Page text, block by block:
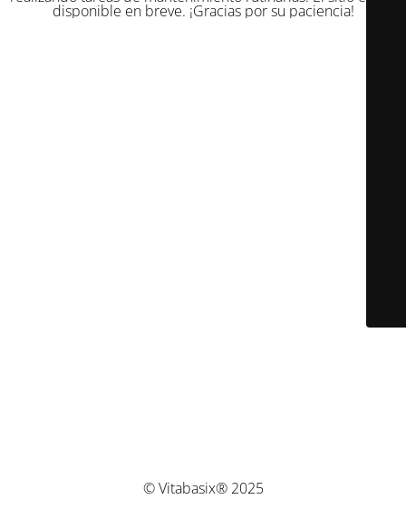
disponible en breve. ¡Gracias por su paciencia!
© Vitabasix® 2025